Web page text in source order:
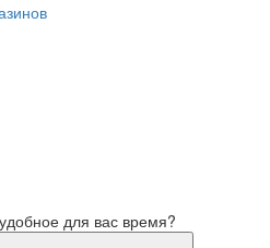
для вас время?